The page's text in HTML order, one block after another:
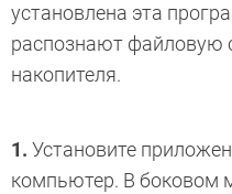
установлена эта
распознают файловую
накопителя.
1. Установите
компьютер. В боковом